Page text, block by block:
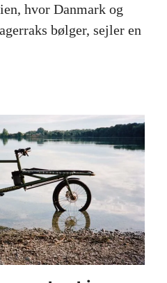
hvor Danmark og
bølger, sejler en